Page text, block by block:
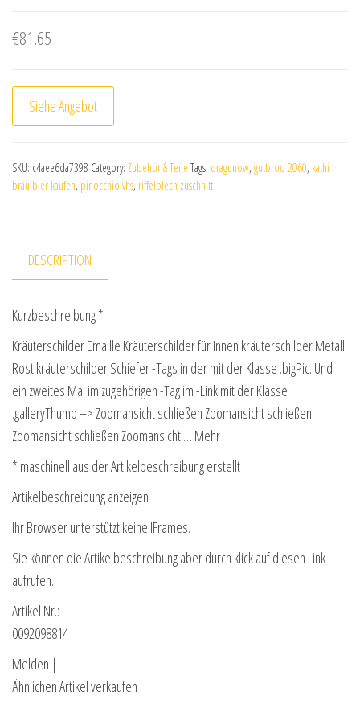
€81.65
Siehe Angebot
SKU: c4aee6da7398 Category: Zubehör & Teile Tags: dragunow, gutbrod 2060, kathi
bräu bier kaufen, pinocchio vhs, riffelblech zuschnitt
DESCRIPTION
Kurzbeschreibung *
Kräuterschilder Emaille Kräuterschilder für Innen kräuterschilder Metall
Rost kräuterschilder Schiefer -Tags in der mit der Klasse .bigPic. Und
ein zweites Mal im zugehörigen -Tag im -Link mit der Klasse
.galleryThumb –> Zoomansicht schließen Zoomansicht schließen
Zoomansicht schließen Zoomansicht … Mehr
* maschinell aus der Artikelbeschreibung erstellt
Artikelbeschreibung anzeigen
Ihr Browser unterstützt keine IFrames.
Sie können die Artikelbeschreibung aber durch klick auf diesen Link
aufrufen.
Artikel Nr.:
0092098814
Melden |
Ähnlichen Artikel verkaufen